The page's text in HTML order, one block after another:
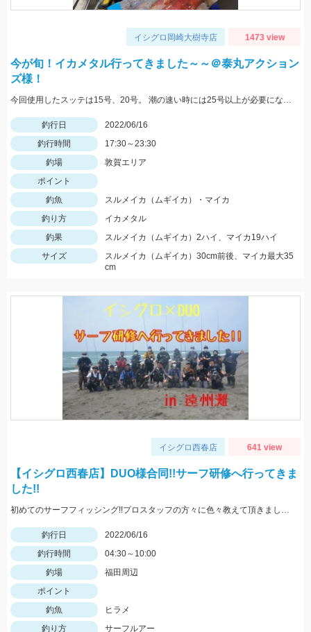
イシグロ岡崎大樹寺店 1473 view
今が旬！イカメタル行ってきました～～＠泰丸アクション
ズ様！
今回使用したスッテは15号、20号。 潮の速い時には25号以上が必要になるので予めご準備を！
釣行日
2022/06/16
釣行時間
17:30～23:30
釣場
敦賀エリア
ポイント
釣魚
スルメイカ（ムギイカ）・マイカ
釣り方
イカメタル
釣果
スルメイカ（ムギイカ）2ハイ、マイカ19ハイ
サイズ
スルメイカ（ムギイカ）30cm前後、マイカ最大35
cm
イシグロ西春店 641 view
【イシグロ西春店】DUO様合同!!サーフ研修へ行ってきま
した!!
初めてのサーフフィッシング!!プロスタッフの方々に色々教えて頂きました!!
釣行日
2022/06/16
釣行時間
04:30～10:00
釣場
福田周辺
ポイント
釣魚
ヒラメ
釣り方
サーフルアー